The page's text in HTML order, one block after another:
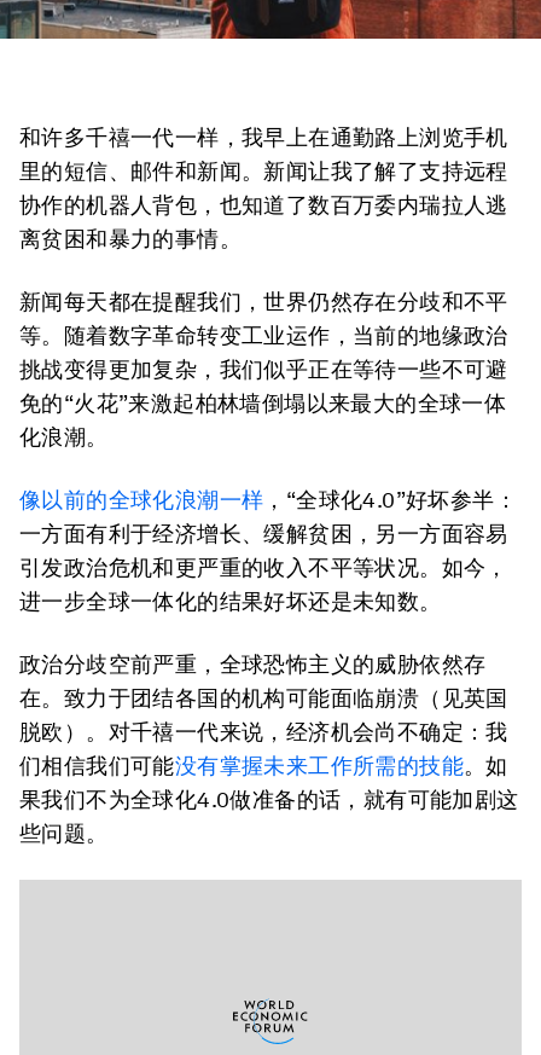
和许多千禧一代一样，我早上在通勤路上浏览手机
里的短信、邮件和新闻。新闻让我了解了支持远程
协作的机器人背包，也知道了数百万委内瑞拉人逃
离贫困和暴力的事情。
新闻每天都在提醒我们，世界仍然存在分歧和不平
等。随着数字革命转变工业运作，当前的地缘政治
挑战变得更加复杂，我们似乎正在等待一些不可避
免的“火花”来激起柏林墙倒塌以来最大的全球一体
化浪潮。
像以前的全球化浪潮一样 ，“全球化4.0”好坏参半：
一方面有利于经济增长、缓解贫困，另一方面容易
引发政治危机和更严重的收入不平等状况。如今，
进一步全球一体化的结果好坏还是未知数。
政治分歧空前严重，全球恐怖主义的威胁依然存
在。致力于团结各国的机构可能面临崩溃（见英国
脱欧）。对千禧一代来说，经济机会尚不确定：我
们相信我们可能没有掌握未来工作所需的技能。如
果我们不为全球化4.0做准备的话，就有可能加剧这
些问题。